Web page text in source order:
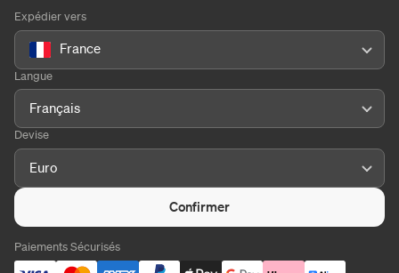
Expédier vers
France
Langue
Français
Devise
Euro
Confirmer
Paiements Sécurisés